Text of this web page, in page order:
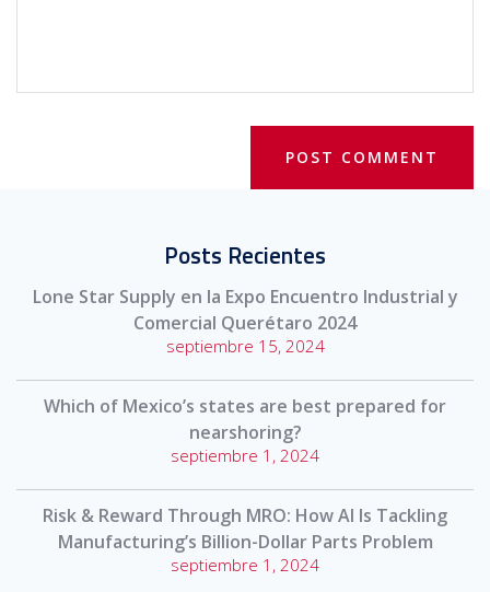
Posts Recientes
Lone Star Supply en la Expo Encuentro Industrial y
Comercial Querétaro 2024
septiembre 15, 2024
Which of Mexico’s states are best prepared for
nearshoring?
septiembre 1, 2024
Risk & Reward Through MRO: How AI Is Tackling
Manufacturing’s Billion-Dollar Parts Problem
septiembre 1, 2024